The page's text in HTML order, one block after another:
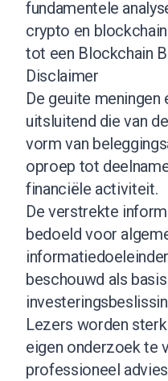
fundamentele
crypto en
tot een Blockchain
Disclaimer
De geuite meningen
uitsluitend die van
vorm van
oproep tot
financiële activiteit.
De verstrekte
bedoeld voor
beschouwd als
Lezers worden
eigen onderzoek te
professioneel